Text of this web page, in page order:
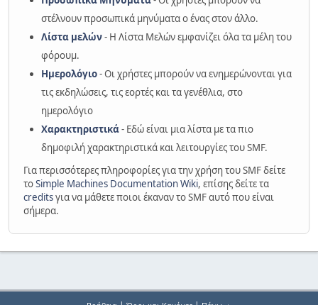
στέλνουν προσωπικά μηνύματα ο ένας στον άλλο.
Λίστα μελών- Η Λίστα Μελών εμφανίζει όλα τα μέλη του
φόρουμ.
Ημερολόγιο- Οι χρήστες μπορούν να ενημερώνονται για
τις εκδηλώσεις, τις εορτές και τα γενέθλια, στο
ημερολόγιο
Χαρακτηριστικά- Εδώ είναι μια λίστα με τα πιο
δημοφιλή χαρακτηριστικά και λειτουργίες του SMF.
Για περισσότερες πληροφορίες για την χρήση του SMF δείτε
τοSimple Machines Documentation Wiki, επίσης δείτε τα
creditsγια να μάθετε ποιοι έκαναν το SMF αυτό που είναι
σήμερα.